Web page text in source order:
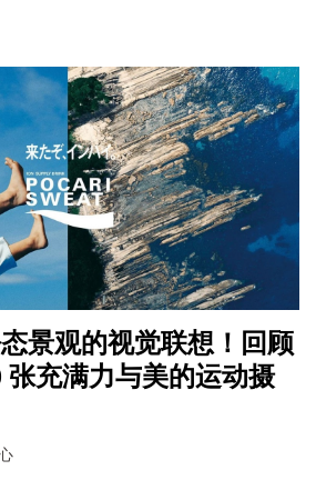
景观的视觉联想！回顾
张充满力与美的运动摄